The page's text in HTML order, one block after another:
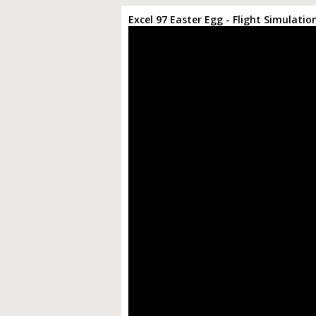
Excel 97 Easter Egg - Flight